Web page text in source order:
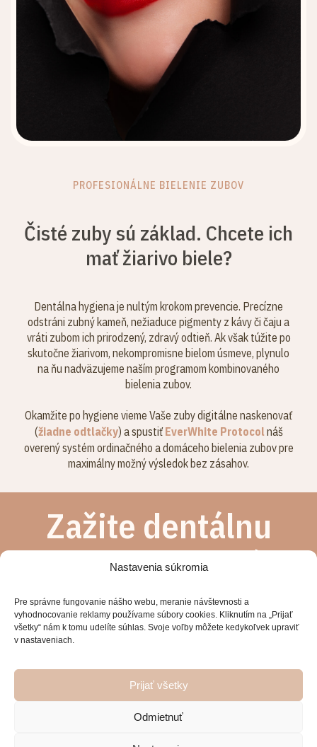
Nastavenia súkromia
Pre správne fungovanie nášho webu, meranie návštevnosti a
vyhodnocovanie reklamy používame súbory cookies. Kliknutím na „Prijať
všetky“ nám k tomu udelíte súhlas. Svoje voľby môžete kedykoľvek upraviť
v nastaveniach.
Prijať všetky
Odmietnuť
PROFESIONÁLNE BIELENIE ZUBOV
Čisté zuby sú základ. Chcete ich
mať žiarivo biele?
Dentálna hygiena je nultým krokom prevencie. Precízne
odstráni zubný kameň, nežiaduce pigmenty z kávy či čaju a
vráti zubom ich prirodzený, zdravý odtieň. Ak však túžite po
skutočne žiarivom, nekompromisne bielom úsmeve, plynulo
na ňu nadväzujeme naším programom kombinovaného
bielenia zubov.
Okamžite po hygiene vieme Vaše zuby digitálne naskenovať
(žiadne odtlačky) a spustiťEverWhite Protocolnáš
overený systém ordinačného a domáceho bielenia zubov pre
maximálny možný výsledok bez zásahov.
Zažite dentálnu
hygienu, na ktorú sa
budete tešiť.
Pridajte sa k pacientom, pre ktorých sa profesionálne čistenie
Objednať sa na dentálnu hygienu